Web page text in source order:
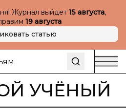
Журнал выйдет 15 августа,
19 августа
статью
УЧЁНЫЙ